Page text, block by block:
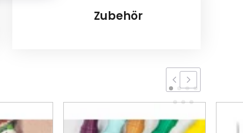
Zubehör